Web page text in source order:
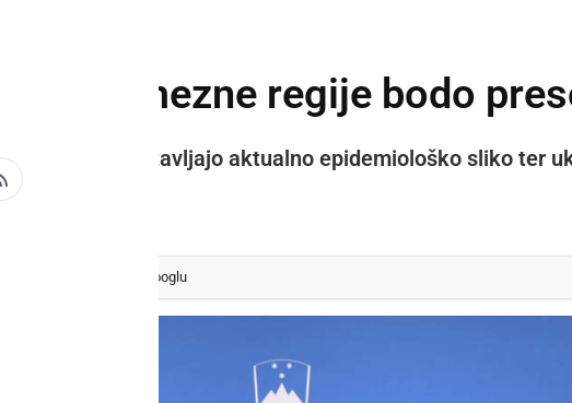
za posamezne regije bodo
predstavljajo aktualno epidemiološko sliko ter
oktober 2020 ob 11:32
svoj prednostni vir na Googlu